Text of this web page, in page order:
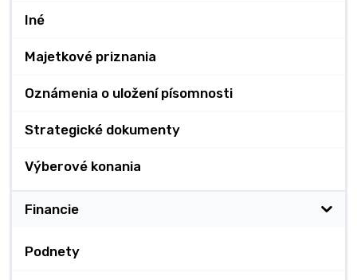
Iné
Majetkové priznania
Oznámenia o uložení písomnosti
Strategické dokumenty
Výberové konania
Financie
Podnety